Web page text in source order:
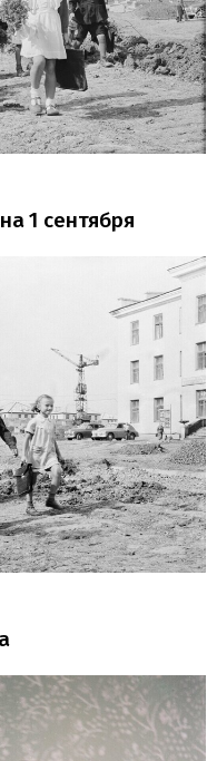
1 сентября